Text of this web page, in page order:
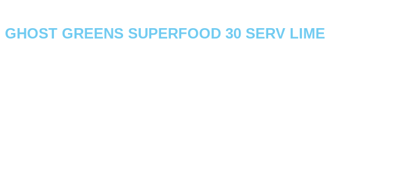
GHOST GREENS SUPERFOOD 30 SERV LIME